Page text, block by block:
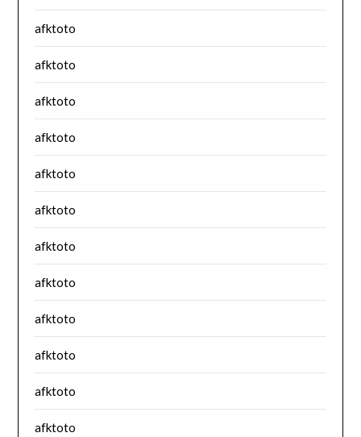
afktoto
afktoto
afktoto
afktoto
afktoto
afktoto
afktoto
afktoto
afktoto
afktoto
afktoto
afktoto